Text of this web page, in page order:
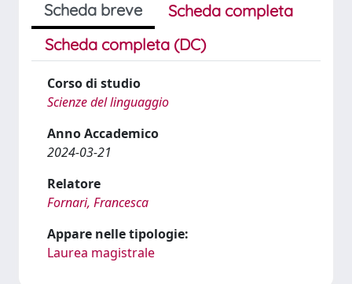
Scheda breve
Scheda completa
Scheda completa (DC)
Corso di studio
Scienze del linguaggio
Anno Accademico
2024-03-21
Relatore
Fornari, Francesca
Appare nelle tipologie:
Laurea magistrale